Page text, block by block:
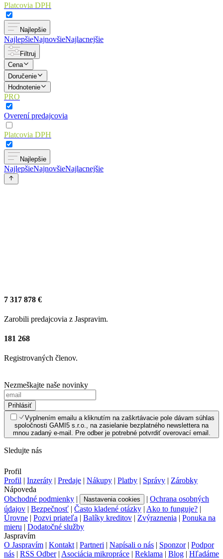
Platcovia DPH
Najlepšie
NajlepšieNajnovšieNajlacnejšie
Filtruj
Cena
Doručenie
Hodnotenie
PRO
Overení predajcovia
Platcovia DPH
Najlepšie
NajlepšieNajnovšieNajlacnejšie
7 317 878 €
Zarobili predajcovia z Jaspravim.
181 268
Registrovaných členov.
Nezmeškajte naše novinky
Prihlásiť
Vyplnením emailu a kliknutím na zaškrtávacie pole dávam súhlas
spoločnosti GAMI5 s.r.o., na zasielanie bezplatného newslettera na
mnou zadaný e-mail. Pre odber je potrebné potvrdiť overovací email.
Sledujte nás
Profil
Profil | Inzeráty | Predaje | Nákupy | Platby | Správy | Zárobky
Nápoveda
Obchodné podmienky | Nastavenia cookies | Ochrana osobných
údajov | Bezpečnosť | Často kladené otázky | Ako to funguje? |
Úrovne | Pozvi priateľa | Balíky kreditov | Zvýraznenia | Ponuka na
mieru | Dodatočné služby
Jaspravím
O Jaspravím | Kontakt | Partneri | Napísali o nás | Sponzor| Podpor
nás | RSS Odber| Asociácia mikropráce | Reklama | Blog | Hľadáme